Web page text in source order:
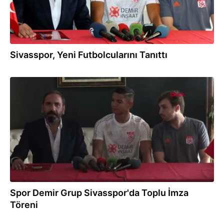
Sivasspor, Yeni Futbolcularını Tanıttı
09.08.2018
Spor Demir Grup Sivasspor'da Toplu İmza
Töreni